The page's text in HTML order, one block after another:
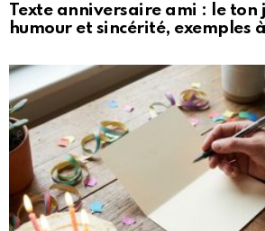
Texte anniversaire ami : le ton
humour et sincérité, exemples